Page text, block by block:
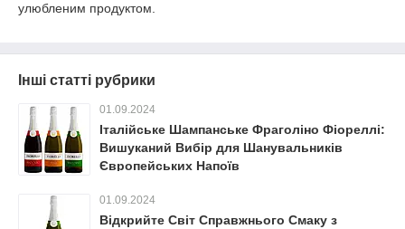
улюбленим продуктом.
Інші статті рубрики
01.09.2024
Італійське Шампанське Фраголіно Фіореллі:
Вишуканий Вибір для Шанувальників
Європейських Напоїв
01.09.2024
Відкрийте Світ Справжнього Смаку з